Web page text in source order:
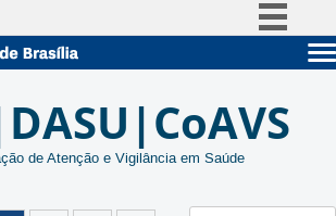
Participe
Acesso à informação
Estude na UnB
Graduação
Pós-Graduação
Servidor
de Atenção e Vigilância em Saúde